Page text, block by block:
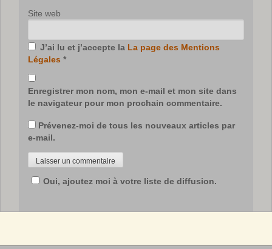
Site web
J’ai lu et j’accepte la La page des Mentions
Légales *
Enregistrer mon nom, mon e-mail et mon site dans
le navigateur pour mon prochain commentaire.
Prévenez-moi de tous les nouveaux articles par
e-mail.
Oui, ajoutez moi à votre liste de diffusion.